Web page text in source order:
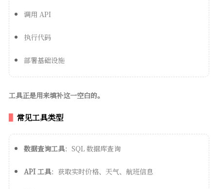
调用 API
执行代码
部署基础设施
工具正是用来填补这一空白的。
常见工具类型
数据查询工具：SQL 数据库查询
API 工具：获取实时价格、天气、航班信息